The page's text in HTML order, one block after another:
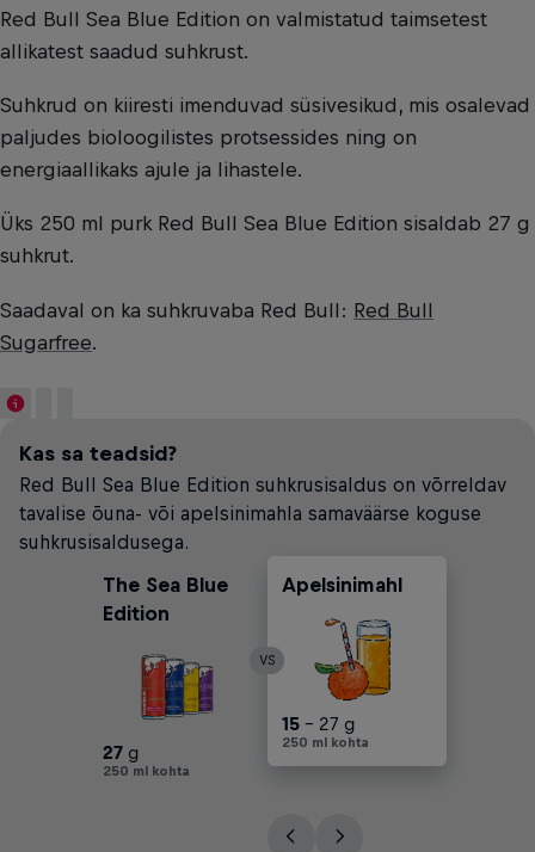
Red Bull Sea Blue Edition on valmistatud taimsetest
allikatest saadud suhkrust.
Suhkrud on kiiresti imenduvad süsivesikud, mis osalevad
paljudes bioloogilistes protsessides ning on
energiaallikaks ajule ja lihastele.
Üks 250 ml purk Red Bull Sea Blue Edition sisaldab 27 g
suhkrut.
Saadaval on ka suhkruvaba Red Bull: Red Bull
Sugarfree.
Kas sa teadsid?
Red Bull Sea Blue Edition suhkrusisaldus on võrreldav
tavalise õuna- või apelsinimahla samaväärse koguse
suhkrusisaldusega.
The Sea Blue
Edition
27 g
250 ml kohta
30 - 45 g
250 ml kohta
Apelsinimahl
15 - 27 g
250 ml kohta
Karastusjoogid
25 - 30 g
250 ml kohta
Õunamahl
17- 25 g
250 ml kohta
30 - 45 g
250 ml kohta
VS